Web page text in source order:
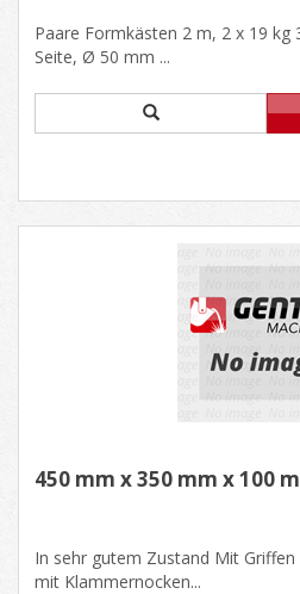
Paare Formkästen 2 m, 2 x 19 kg
Seite, Ø 50 mm ...
450 mm x 350 mm x 100
In sehr gutem Zustand Mit
mit Klammernocken...